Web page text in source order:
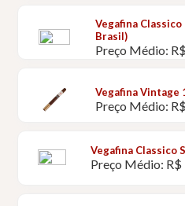
Vegafina
Brasil)
Preço Médio:
Vegafina Vintage
Preço Médio:
Vegafina Classico
Preço Médio: R$